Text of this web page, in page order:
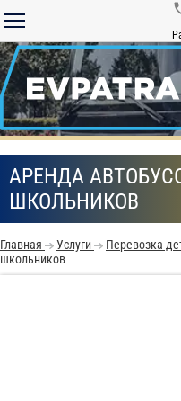
АРЕНДА
ШКОЛЬНИКОВ
Главная Услуги Перевозка
школьников